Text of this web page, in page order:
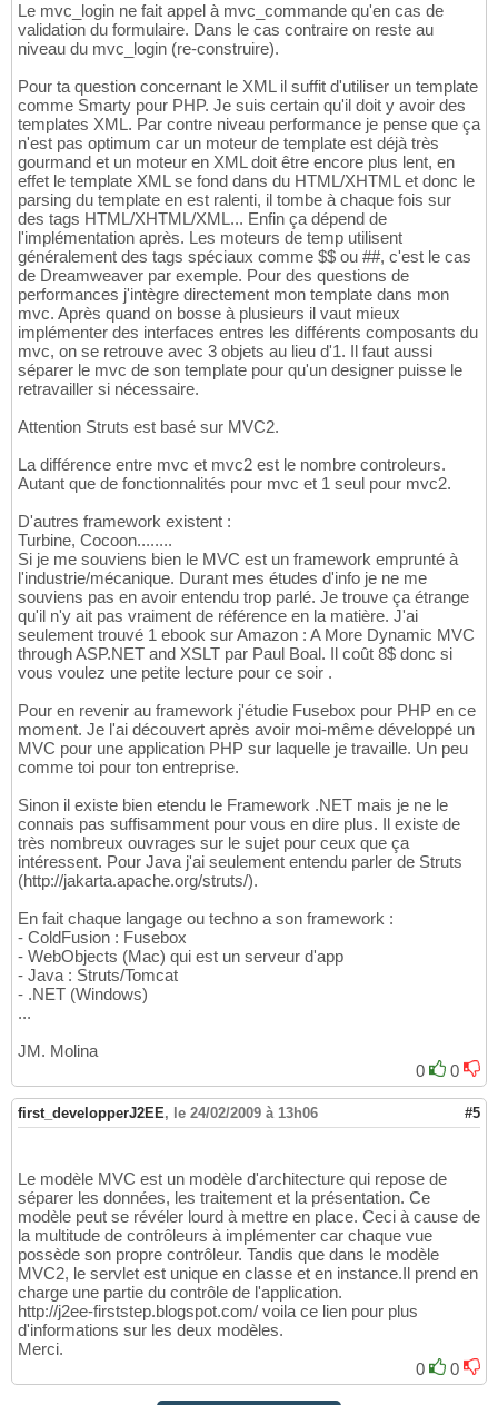
Le mvc_login ne fait appel à mvc_commande qu'en cas de
validation du formulaire. Dans le cas contraire on reste au
niveau du mvc_login (re-construire).
Pour ta question concernant le XML il suffit d'utiliser un template
comme Smarty pour PHP. Je suis certain qu'il doit y avoir des
templates XML. Par contre niveau performance je pense que ça
n'est pas optimum car un moteur de template est déjà très
gourmand et un moteur en XML doit être encore plus lent, en
effet le template XML se fond dans du HTML/XHTML et donc le
parsing du template en est ralenti, il tombe à chaque fois sur
des tags HTML/XHTML/XML... Enfin ça dépend de
l'implémentation après. Les moteurs de temp utilisent
généralement des tags spéciaux comme $$ ou ##, c'est le cas
de Dreamweaver par exemple. Pour des questions de
performances j'intègre directement mon template dans mon
mvc. Après quand on bosse à plusieurs il vaut mieux
implémenter des interfaces entres les différents composants du
mvc, on se retrouve avec 3 objets au lieu d'1. Il faut aussi
séparer le mvc de son template pour qu'un designer puisse le
retravailler si nécessaire.
Attention Struts est basé sur MVC2.
La différence entre mvc et mvc2 est le nombre controleurs.
Autant que de fonctionnalités pour mvc et 1 seul pour mvc2.
D'autres framework existent :
Turbine, Cocoon........
Si je me souviens bien le MVC est un framework emprunté à
l'industrie/mécanique. Durant mes études d'info je ne me
souviens pas en avoir entendu trop parlé. Je trouve ça étrange
qu'il n'y ait pas vraiment de référence en la matière. J'ai
seulement trouvé 1 ebook sur Amazon : A More Dynamic MVC
through ASP.NET and XSLT par Paul Boal. Il coût 8$ donc si
vous voulez une petite lecture pour ce soir .
Pour en revenir au framework j'étudie Fusebox pour PHP en ce
moment. Je l'ai découvert après avoir moi-même développé un
MVC pour une application PHP sur laquelle je travaille. Un peu
comme toi pour ton entreprise.
Sinon il existe bien etendu le Framework .NET mais je ne le
connais pas suffisamment pour vous en dire plus. Il existe de
très nombreux ouvrages sur le sujet pour ceux que ça
intéressent. Pour Java j'ai seulement entendu parler de Struts
(http://jakarta.apache.org/struts/).
En fait chaque langage ou techno a son framework :
- ColdFusion : Fusebox
- WebObjects (Mac) qui est un serveur d'app
- Java : Struts/Tomcat
- .NET (Windows)
...
JM. Molina
0
0
first_developperJ2EE, le 24/02/2009 à 13h06 #5
Le modèle MVC est un modèle d'architecture qui repose de
séparer les données, les traitement et la présentation. Ce
modèle peut se révéler lourd à mettre en place. Ceci à cause de
la multitude de contrôleurs à implémenter car chaque vue
possède son propre contrôleur. Tandis que dans le modèle
MVC2, le servlet est unique en classe et en instance.Il prend en
charge une partie du contrôle de l'application.
http://j2ee-firststep.blogspot.com/ voila ce lien pour plus
d'informations sur les deux modèles.
Merci.
0
0